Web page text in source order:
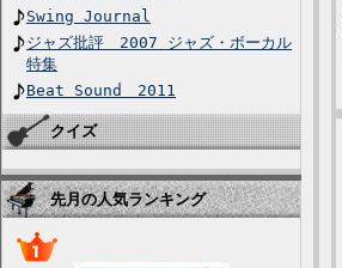
Swing Journal
ジャズ批評 2007 ジャズ・ボーカル
特集
Beat Sound 2011
クイズ
先月の人気ランキング